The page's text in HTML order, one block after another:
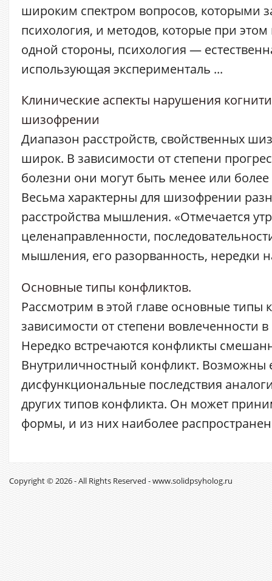
широким спектром вопросов, которыми
психология, и методов, которые при
одной стороны, психология —
использующая эксперименталь ...
Клинические аспекты нарушения
шизофрении
Диапазон расстройств, свойственных
широк. В зависимости от степени
болезни они могут быть менее или
Весьма характерны для шизофрении
расстройства мышления. «Отмечается
целенаправленности,
мышления, его разорванность, нередки
Основные типы конфликтов.
Рассмотрим в этой главе основные типы
зависимости от степени вовлеченности
Нередко встречаются конфликты
Внутриличностный конфликт. Возможны
дисфункциональные последствия
других типов конфликта. Он может
формы, и из них наиболее
Copyright © 2026 - All Rights Reserved - www.solidpsyholog.ru